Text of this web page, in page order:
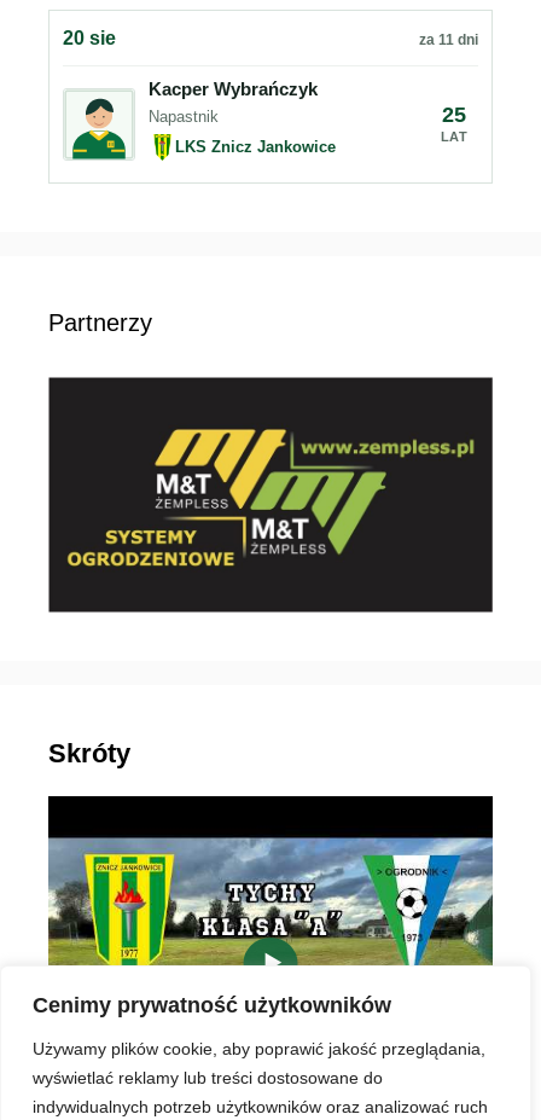
Cenimy prywatność użytkowników
Używamy plików cookie, aby poprawić jakość przeglądania,
wyświetlać reklamy lub treści dostosowane do
indywidualnych potrzeb użytkowników oraz analizować ruch
20 sie za 11 dni
Kacper Wybrańczyk
Napastnik
LKS Znicz Jankowice
25
LAT
Partnerzy
Skróty
▶